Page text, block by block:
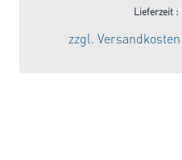
Lieferzeit :
zzgl. Versandkosten